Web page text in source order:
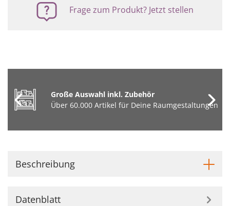
Frage zum Produkt? Jetzt stellen
Große Auswahl inkl. Zubehör
Über 60.000 Artikel für Deine Raumgestaltungen
Beschreibung
Datenblatt